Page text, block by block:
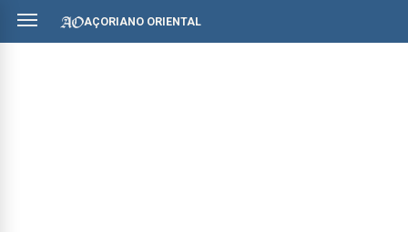
AÇORIANO ORIENTAL